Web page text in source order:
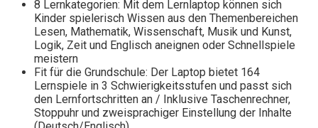
8 Lernkategorien: Mit dem Lernlaptop können sich
Kinder spielerisch Wissen aus den Themenbereichen
Lesen, Mathematik, Wissenschaft, Musik und Kunst,
Logik, Zeit und Englisch aneignen oder Schnellspiele
meistern
Fit für die Grundschule: Der Laptop bietet 164
Lernspiele in 3 Schwierigkeitsstufen und passt sich
den Lernfortschritten an / Inklusive Taschenrechner,
Stoppuhr und zweisprachiger Einstellung der Inhalte